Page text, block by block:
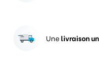
Unelivraison